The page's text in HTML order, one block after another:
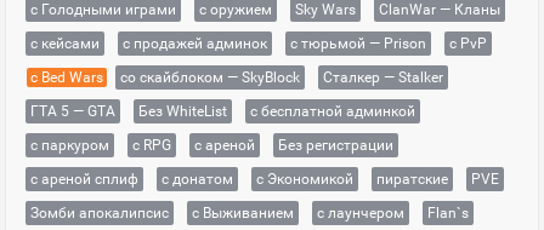
с Голодными играми
с оружием Sky Wars
ClanWar — Кланы
с кейсами
с продажей админок с тюрьмой — Prison
с PvP
с Bed Wars
со скайблоком — SkyBlock
Сталкер — Stalker
ГТА 5 — GTA
Без WhiteList
с бесплатной админкой
с паркуром
с RPG с ареной
Без регистрации
с ареной сплиф
с донатом с Экономикой пиратские
PVE
Зомби апокалипсис
с Выживанием с лаунчером
Flan`s